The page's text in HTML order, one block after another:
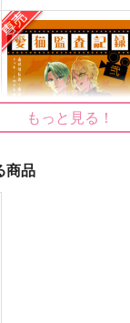
青の残像
一文字一家再録集
ketsuban
セール中 専売
3,080円（税込）
刀剣乱舞
南泉一文字
日光一文字
山鳥毛
もっと見る！
商品